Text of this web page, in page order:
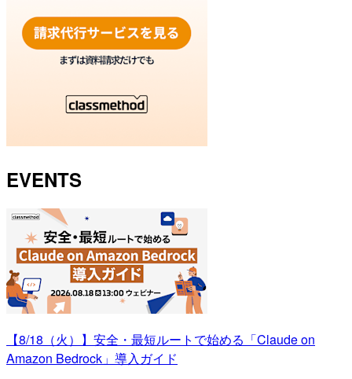
EVENTS
【8/18（火）】安全・最短ルートで始める「Claude on
Amazon Bedrock」導入ガイド